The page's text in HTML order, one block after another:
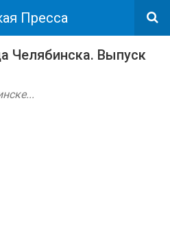
Пресса
Челябинска. Выпуск